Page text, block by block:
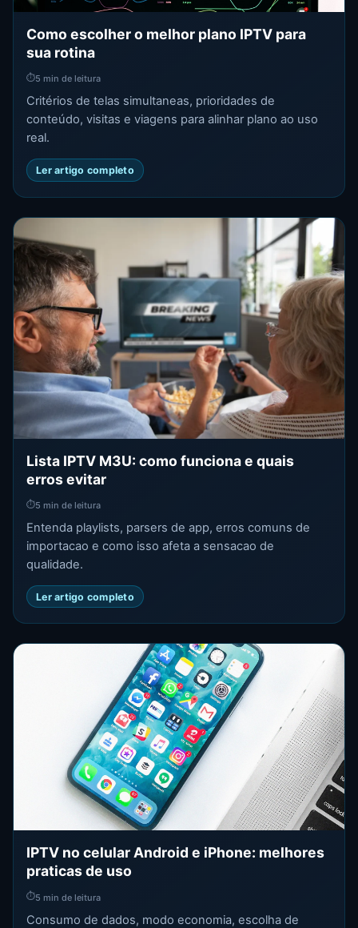
Como escolher o melhor plano IPTV para
sua rotina
⏱5 min de leitura
Critérios de telas simultaneas, prioridades de
conteúdo, visitas e viagens para alinhar plano ao uso
real.
Ler artigo completo
Lista IPTV M3U: como funciona e quais
erros evitar
⏱5 min de leitura
Entenda playlists, parsers de app, erros comuns de
importacao e como isso afeta a sensacao de
qualidade.
Ler artigo completo
IPTV no celular Android e iPhone: melhores
praticas de uso
⏱5 min de leitura
Consumo de dados, modo economia, escolha de